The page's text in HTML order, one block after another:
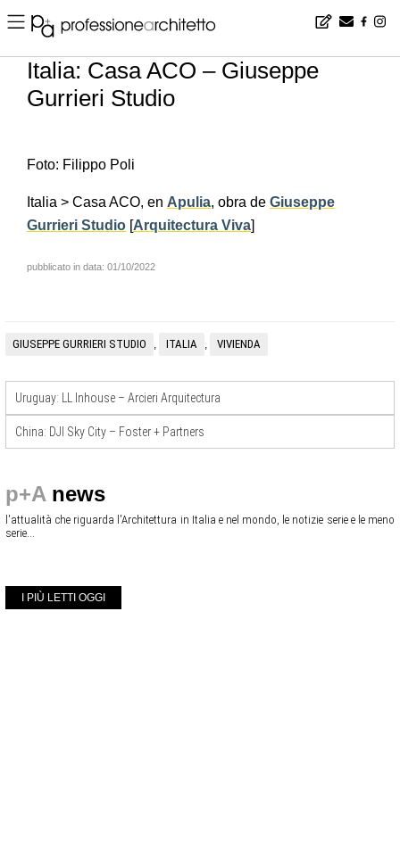
Home ▪ news ▪ es ▪ Italia: Casa ACO – Giuseppe Gurrieri Studio
Italia: Casa ACO – Giuseppe
Gurrieri Studio
Foto: Filippo Poli
Italia > Casa ACO, en Apulia, obra de Giuseppe
Gurrieri Studio [Arquitectura Viva]
pubblicato in data: 01/10/2022
GIUSEPPE GURRIERI STUDIO , ITALIA , VIVIENDA
Uruguay: LL Inhouse – Arcieri Arquitectura
China: DJI Sky City – Foster + Partners
p+A news
l'attualità che riguarda l'Architettura in Italia e nel mondo, le notizie serie e le meno
serie...
I PIÙ LETTI OGGI